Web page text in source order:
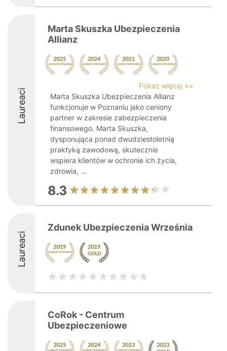
Laureaci
Marta Skuszka Ubezpieczenia
Allianz
Pokaż więcej >>
Marta Skuszka Ubezpieczenia Allianz
funkcjonuje w Poznaniu jako ceniony
partner w zakresie zabezpieczenia
finansowego. Marta Skuszka,
dysponująca ponad dwudziestoletnią
praktyką zawodową, skutecznie
wspiera klientów w ochronie ich życia,
zdrowia, ...
8.3
Laureaci
Zdunek Ubezpieczenia Września
CoRok - Centrum
Ubezpieczeniowe